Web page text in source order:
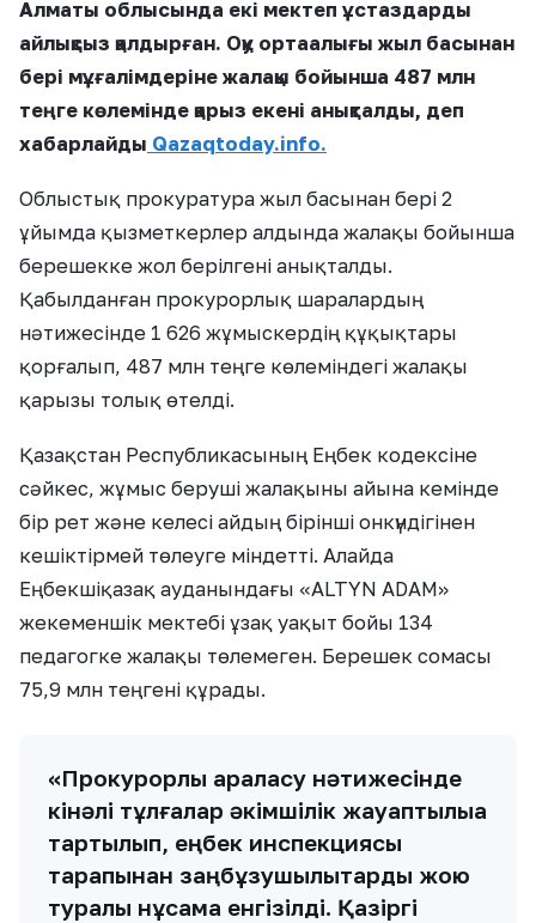
Алматы облысында екі мектеп ұстаздарды
айлықсыз қалдырған. Оқу ортаалығы жыл басынан
бері мұғалімдеріне жалақы бойынша 487 млн
теңге көлемінде қарыз екені анықталды, деп
хабарлайды Qazaqtoday.info.
Облыстық прокуратура жыл басынан бері 2
ұйымда қызметкерлер алдында жалақы бойынша
берешекке жол берілгені анықталды.
Қабылданған прокурорлық шаралардың
нәтижесінде 1 626 жұмыскердің құқықтары
қорғалып, 487 млн теңге көлеміндегі жалақы
қарызы толық өтелді.
Қазақстан Республикасының Еңбек кодексіне
сәйкес, жұмыс беруші жалақыны айына кемінде
бір рет және келесі айдың бірінші онкүндігінен
кешіктірмей төлеуге міндетті. Алайда
Еңбекшіқазақ ауданындағы «ALTYN ADAM»
жекеменшік мектебі ұзақ уақыт бойы 134
педагогке жалақы төлемеген. Берешек сомасы
75,9 млн теңгені құрады.
«Прокурорлық араласу нәтижесінде
кінәлі тұлғалар әкімшілік жауаптылыққа
тартылып, еңбек инспекциясы
тарапынан заңбұзушылықтарды жою
туралы нұсқама енгізілді. Қазіргі